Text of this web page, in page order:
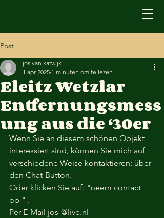
Post
Eleitz Wetzlar
Entfernungsmess
ung aus die ‘30er
jos van katwijk
1 apr 2025 1 minuten om te lezen
Wenn Sie an diesem schönen Objekt
interessiert sind, können Sie mich auf
verschiedene Weise kontaktieren: über
den Chat-Button.
Oder klicken Sie auf: "neem contact
op " .
Per E-Mail jos-@live.nl